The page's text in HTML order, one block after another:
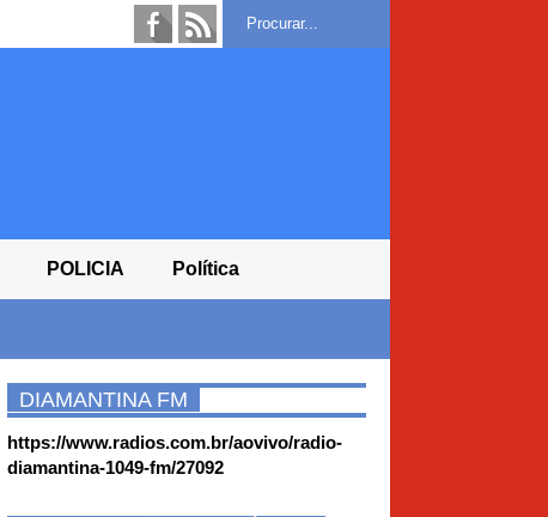
POLICIA Política
DIAMANTINA FM
https://www.radios.com.br/aovivo/radio-
diamantina-1049-fm/27092